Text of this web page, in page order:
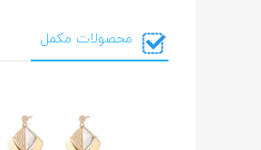
محصولات مکمل